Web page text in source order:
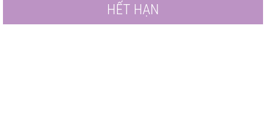
HẾT HẠN